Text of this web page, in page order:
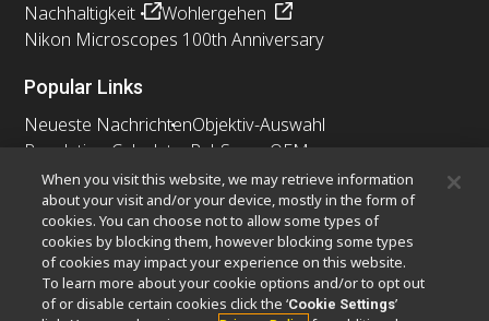
Nachhaltigkeit
Wohlergehen
Nikon Microscopes 100th Anniversary
Popular Links
Neueste NachrichtenObjektiv-Auswahl
Resolution Calculator PubScope OEM
Nikon Small World
MicroscopyU
Andere Nikon-Produkte
Imaging-Produkte
Industrielle Mikroskopie und Messtechnik
Halbleiter Lithographiesysteme
When you visit this website, we may retrieve information
about your visit and/or your device, mostly in the form of
cookies. You can choose not to allow some types of
cookies by blocking them, however blocking some types
of cookies may impact your experience on this website.
To learn more about your cookie options and/or to opt out
of or disable certain cookies click the ‘Cookie Settings’